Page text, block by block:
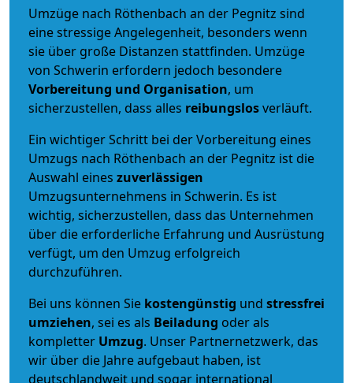
Umzüge nach Röthenbach an der Pegnitz sind
eine stressige Angelegenheit, besonders wenn
sie über große Distanzen stattfinden. Umzüge
von Schwerin erfordern jedoch besondere
Vorbereitung und Organisation, um
sicherzustellen, dass alles reibungslosverläuft.
Ein wichtiger Schritt bei der Vorbereitung eines
Umzugs nach Röthenbach an der Pegnitz ist die
Auswahl eines zuverlässigen
Umzugsunternehmens in Schwerin. Es ist
wichtig, sicherzustellen, dass das Unternehmen
über die erforderliche Erfahrung und Ausrüstung
verfügt, um den Umzug erfolgreich
durchzuführen.
Bei uns können Sie kostengünstig und stressfrei
umziehen, sei es als Beiladung oder als
kompletter Umzug. Unser Partnernetzwerk, das
wir über die Jahre aufgebaut haben, ist
deutschlandweit und sogar international